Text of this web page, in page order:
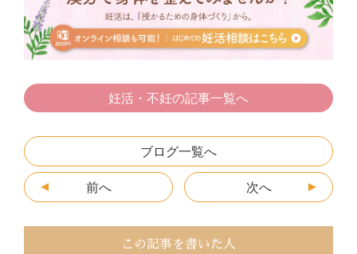
o
k
g
er
妊活・不妊の記事一覧へ
ブログ一覧へ
前へ 次へ
この記事を書いた人